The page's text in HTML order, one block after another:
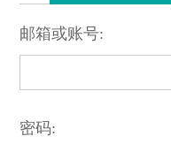
邮箱或账号:
密码: